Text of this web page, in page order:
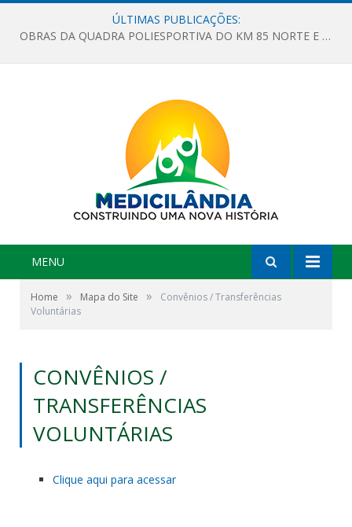
ÚLTIMAS PUBLICAÇÕES:
OBRAS DA QUADRA POLIESPORTIVA DO KM 85 NORTE E DA ESCOLA GASPAR VIANA AVANÇAM
MENU
Home » Mapa do Site »
Convênios / Transferências
Voluntárias
CONVÊNIOS /
TRANSFERÊNCIAS
VOLUNTÁRIAS
Clique aqui para acessar